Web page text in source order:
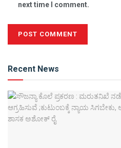
next time I comment.
Recent News